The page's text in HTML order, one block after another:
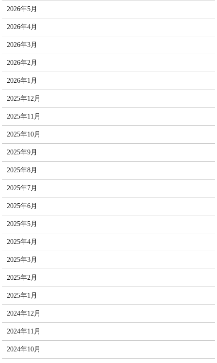
2026年5月
2026年4月
2026年3月
2026年2月
2026年1月
2025年12月
2025年11月
2025年10月
2025年9月
2025年8月
2025年7月
2025年6月
2025年5月
2025年4月
2025年3月
2025年2月
2025年1月
2024年12月
2024年11月
2024年10月